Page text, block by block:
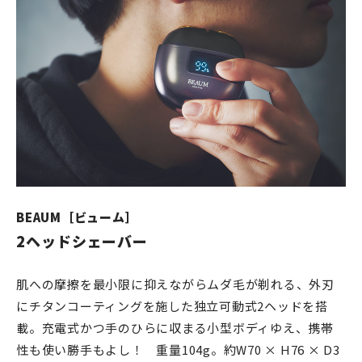
BEAUM［ビューム］
2ヘッドシェーバー
肌への摩擦を最小限に抑えながらムダ毛が剃れる、外刃
にチタンコーティングを施した独立可動式2ヘッドを搭
載。充電式かつ手のひらに収まる小型ボディゆえ、携帯
性も使い勝手もよし！ 重量104g。約W70 × H76 × D3